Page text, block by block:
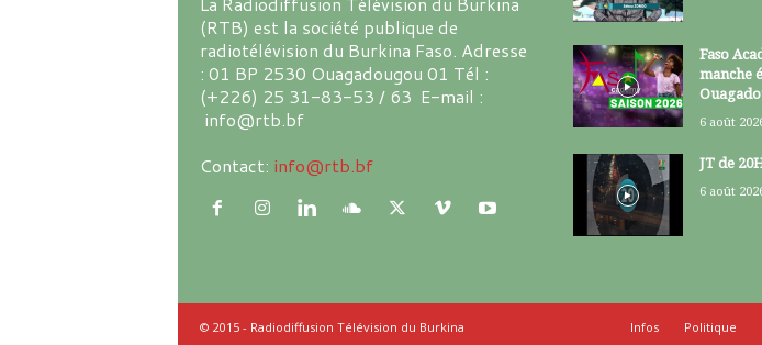
(RTB) est la société publique de
radiotélévision du Burkina Faso. Adresse
: 01 BP 2530 Ouagadougou 01 Tél :
(+226) 25 31-83-53 / 63 E-mail :
info@rtb.bf
Contact: info@rtb.bf
Faso
manche
6 août
JT de
6 août
Infos Politique
© 2015 - Radiodiffusion Télévision du Burkina